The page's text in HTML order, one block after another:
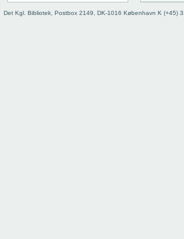
Det Kgl. Bibliotek, Postbox 2149, DK-1016 København K (+45)